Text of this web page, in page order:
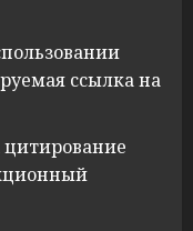
ссылка на
цитирование